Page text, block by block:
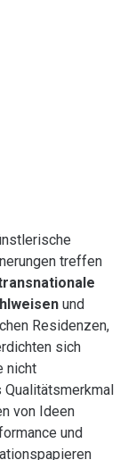
treffen
und
Residenzen,
sich
nicht
von Ideen
und